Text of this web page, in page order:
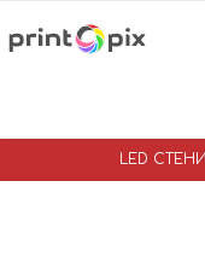
LED СТЕНИ